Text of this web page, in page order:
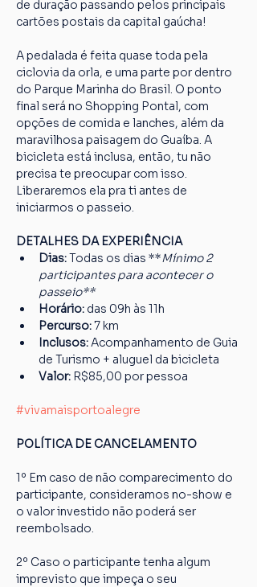
de duração passando pelos principais
cartões postais da capital gaúcha!
A pedalada é feita quase toda pela
ciclovia da orla, e uma parte por dentro
do Parque Marinha do Brasil. O ponto
final será no Shopping Pontal, com
opções de comida e lanches, além da
maravilhosa paisagem do Guaíba. A
bicicleta está inclusa, então, tu não
precisa te preocupar com isso.
Liberaremos ela pra ti antes de
iniciarmos o passeio.
DETALHES DA EXPERIÊNCIA
Dias: Todas os dias **Mínimo 2
participantes para acontecer o
passeio**
Horário: das 09h às 11h
Percurso: 7 km
Inclusos: Acompanhamento de Guia
de Turismo + aluguel da bicicleta
Valor: R$85,00 por pessoa
#vivamaisportoalegre
POLÍTICA DE CANCELAMENTO
1º Em caso de não comparecimento do
participante, consideramos no-show e
o valor investido não poderá ser
reembolsado.
2º Caso o participante tenha algum
imprevisto que impeça o seu